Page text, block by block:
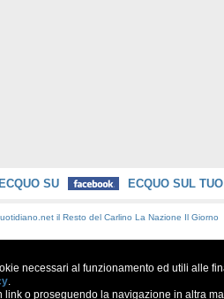
SU ECQUO SUL
il Resto del Carlino La Nazione Il Giorno
necessari al funzionamento ed utili alle
.
o proseguendo la navigazione in altra